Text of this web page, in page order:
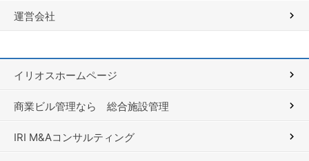
運営会社
イリオスホームページ
商業ビル管理なら 総合施設管理
IRI M&Aコンサルティング